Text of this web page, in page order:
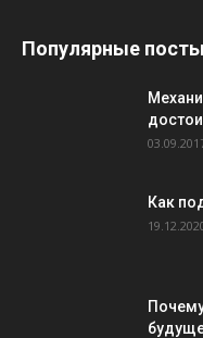
Популярные посты
Как